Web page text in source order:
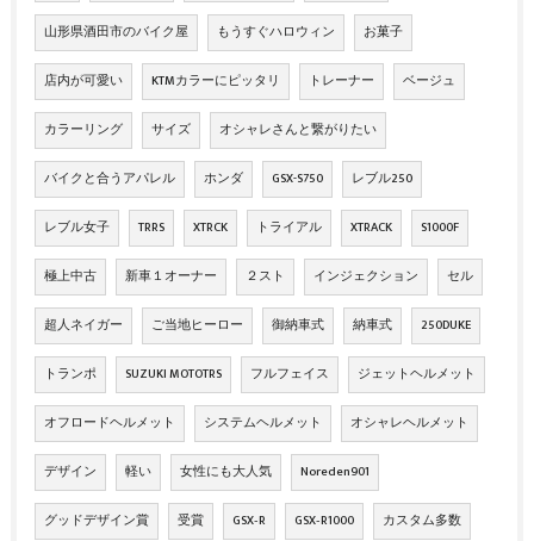
山形県酒田市のバイク屋 もうすぐハロウィン お菓子
店内が可愛い KTMカラーにピッタリ トレーナー ベージュ
カラーリング サイズ オシャレさんと繋がりたい
バイクと合うアパレル ホンダ GSX-S750 レブル250
レブル女子 TRRS XTRCK トライアル XTRACK S1000F
極上中古 新車１オーナー ２スト インジェクション セル
超人ネイガー ご当地ヒーロー 御納車式 納車式 250DUKE
トランポ SUZUKI MOTOTRS フルフェイス ジェットヘルメット
オフロードヘルメット システムヘルメット オシャレヘルメット
デザイン 軽い 女性にも大人気 Noreden901
グッドデザイン賞 受賞 GSX‐R GSX‐R1000 カスタム多数